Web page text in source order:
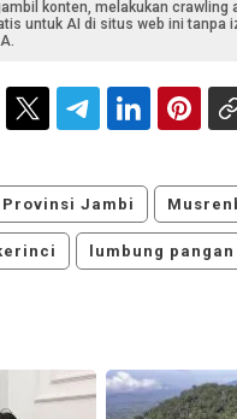
konten, melakukan crawling
untuk AI di situs web ini tanpa
Provinsi Jambi
lumbung pangan